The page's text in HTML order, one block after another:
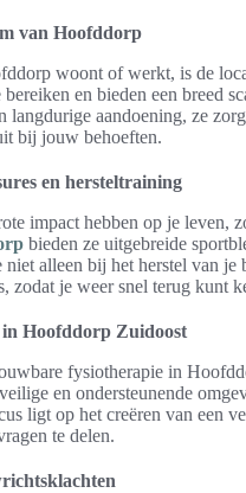
van Hoofddorp
woont of werkt, is de
en bieden een breed
langdurige aandoening, ze
bij jouw behoeften.
en hersteltraining
impact hebben op je leven,
bieden ze uitgebreide
niet alleen bij het herstel van
zodat je weer snel terug kunt
Hoofddorp Zuidoost
fysiotherapie in
en ondersteunende
ligt op het creëren van een
te delen.